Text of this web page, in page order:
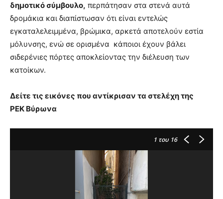
δημοτικό σύμβουλο, περπάτησαν στα στενά αυτά
δρομάκια και διαπίστωσαν ότι είναι εντελώς
εγκαταλελειμμένα, βρώμικα, αρκετά αποτελούν εστία
μόλυνσης, ενώ σε ορισμένα κάποιοι έχουν βάλει
σιδερένιες πόρτες αποκλείοντας την διέλευση των
κατοίκων.
Δείτε τις εικόνες που αντίκρισαν τα στελέχη της
ΡΕΚ Βύρωνα
1 του 16